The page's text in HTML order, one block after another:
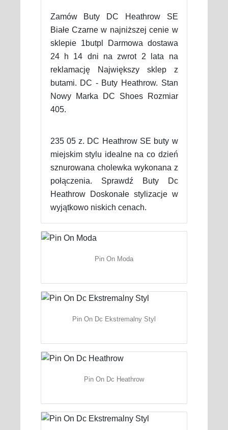
Zamów Buty DC Heathrow SE
Białe Czarne w najniższej cenie w
sklepie 1butpl Darmowa dostawa
24 h 14 dni na zwrot 2 lata na
reklamację Największy sklep z
butami. DC - Buty Heathrow. Stan
Nowy Marka DC Shoes Rozmiar
405.
235 05 z. DC Heathrow SE buty w
miejskim stylu idealne na co dzień
sznurowana cholewka wykonana z
połączenia. Sprawdź Buty Dc
Heathrow Doskonałe stylizacje w
wyjątkowo niskich cenach.
Pin On Moda
Pin On Dc Ekstremalny Styl
Pin On Dc Heathrow